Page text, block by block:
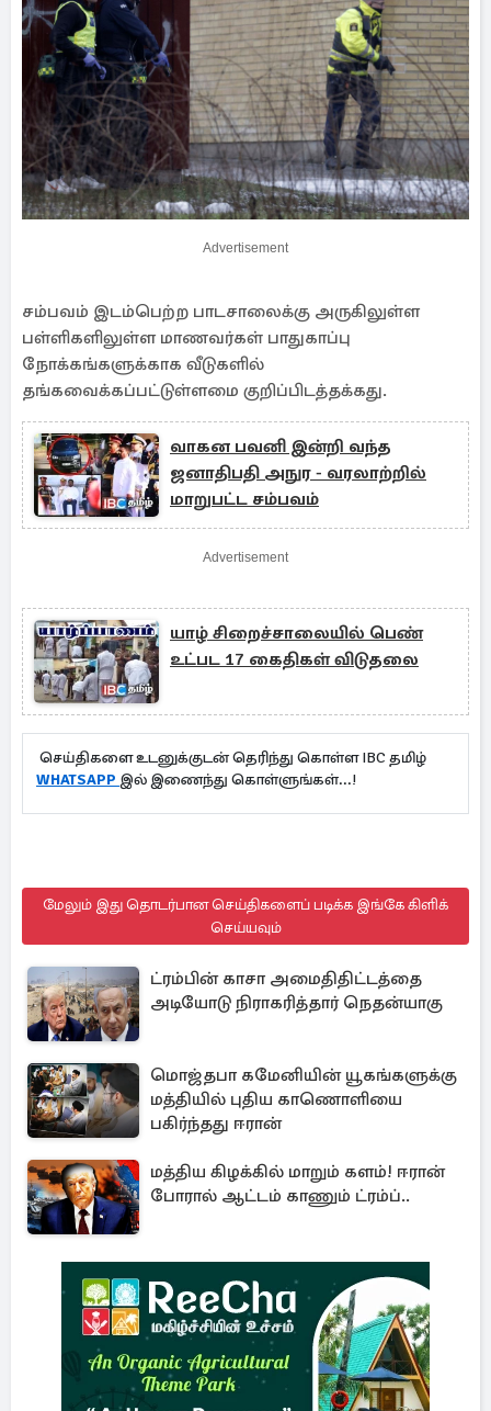
Advertisement
சம்பவம் இடம்பெற்ற பாடசாலைக்கு அருகிலுள்ள
பள்ளிகளிலுள்ள மாணவர்கள் பாதுகாப்பு
நோக்கங்களுக்காக வீடுகளில்
தங்கவைக்கப்பட்டுள்ளமை குறிப்பிடத்தக்கது.
வாகன பவனி இன்றி வந்த
ஜனாதிபதி அநுர - வரலாற்றில்
மாறுபட்ட சம்பவம்
Advertisement
யாழ் சிறைச்சாலையில் பெண்
உட்பட 17 கைதிகள் விடுதலை
செய்திகளை உடனுக்குடன் தெரிந்து கொள்ள IBC தமிழ்
WHATSAPP இல் இணைந்து கொள்ளுங்கள்...!
மேலும் இது தொடர்பான செய்திகளைப் படிக்க இங்கே கிளிக்
செய்யவும்
ட்ரம்பின் காசா அமைதிதிட்டத்தை
அடியோடு நிராகரித்தார் நெதன்யாகு
மொஜ்தபா கமேனியின் யூகங்களுக்கு
மத்தியில் புதிய காணொளியை
பகிர்ந்தது ஈரான்
மத்திய கிழக்கில் மாறும் களம்! ஈரான்
போரால் ஆட்டம் காணும் ட்ரம்ப்..